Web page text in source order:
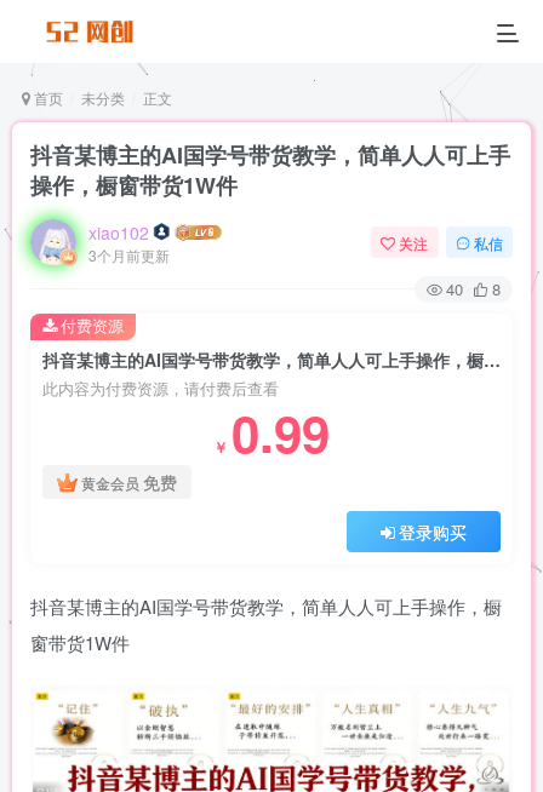
首页 未分类 正文
抖音某博主的AI国学号带货教学，简单人人可上手
操作，橱窗带货1W件
xiao102
3个月前更新
关注 私信
40 8
抖音某博主的AI国学号带货教学，简单人人可上手操作，橱窗带货1W件
此内容为付费资源，请付费后查看
￥ 0.99
黄金会员 免费
登录购买
付费资源
抖音某博主的AI国学号带货教学，简单人人可上手操作，橱
窗带货1W件